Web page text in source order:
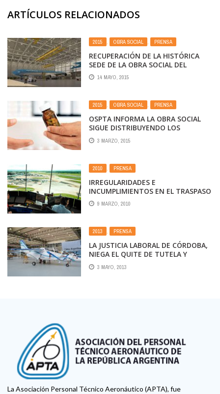
ARTÍCULOS RELACIONADOS
2015 , OBRA SOCIAL , PRENSA
RECUPERACIÓN DE LA HISTÓRICA
SEDE DE LA OBRA SOCIAL DEL
PERSONAL TÉCNICO AERONÁUTICO
EN EZEIZA
14 MAYO, 2015
2015 , OBRA SOCIAL , PRENSA
OSPTA INFORMA LA OBRA SOCIAL
SIGUE DISTRIBUYENDO LOS
MEDICAMENTOS EN LA BASE EZEIZA,
COMO LO HA HECHO SIEMPRE.
3 MARZO, 2015
2010 PRENSA
IRREGULARIDADES E
INCUMPLIMIENTOS EN EL TRASPASO
DEL CONTROL MILITAR AL CIVIL DE
LA AVIACIÓN AEROCOMERCIAL.
CONTROLADORES AÉREOS Y AFINES
Y EL EQUIPAMIENTO TÉCNICO DE SU
ÁREA.
9 MARZO, 2010
2013 , PRENSA
LA JUSTICIA LABORAL DE CÓRDOBA,
NIEGA EL QUITE DE TUTELA Y
GARANTÍA SINDICAL PEDIDO POR
FADEA S.A., AL COMPAÑERO
3 MAYO, 2013
La Asociación Personal Técnico Aeronáutico (APTA), fue